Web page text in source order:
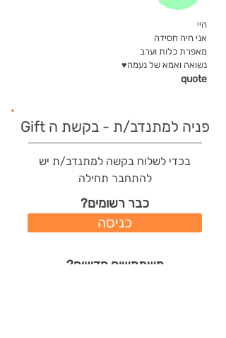
היי
אני חיה חסידה
מאפרת כלות וערב
נשואה ואמא של נעמה♥️
quote
פניה למתנדב/ת - בקשת ה Gift
בכדי לשלוח בקשה למתנדב/ת יש
להתחבר תחילה
כבר רשומים?
כניסה
משתמשים חדשים?